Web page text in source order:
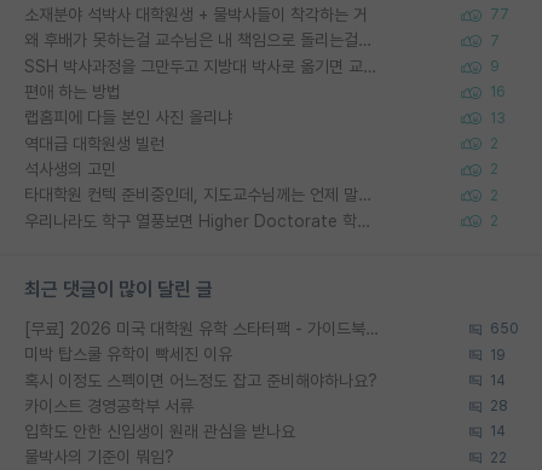
소재분야 석박사 대학원생 + 물박사들이 착각하는 거 77
왜 후배가 못하는걸 교수님은 내 책임으로 돌리는걸까요? 7
SSH 박사과정을 그만두고 지방대 박사로 옮기면 교수의 꿈은 끝일까요? 9
편애 하는 방법 16
랩홈피에 다들 본인 사진 올리냐 13
역대급 대학원생 빌런 2
석사생의 고민 2
타대학원 컨텍 준비중인데, 지도교수님께는 언제 말씀드려야 할까요? 2
우리나라도 학구 열풍보면 Higher Doctorate 학위가 필요하다고 봅니다. 2
최근 댓글이 많이 달린 글
[무료] 2026 미국 대학원 유학 스타터팩 - 가이드북 & 합격자 컨택메일 템플릿 650
미박 탑스쿨 유학이 빡세진 이유 19
혹시 이정도 스펙이면 어느정도 잡고 준비해야하나요? 14
카이스트 경영공학부 서류 28
입학도 안한 신입생이 원래 관심을 받나요 14
물박사의 기준이 뭐임? 22